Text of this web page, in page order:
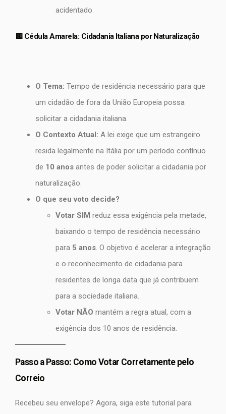
acidentado.
🟨 Cédula Amarela: Cidadania Italiana por Naturalização
O Tema: Tempo de residência necessário para que
um cidadão de fora da União Europeia possa
solicitar a cidadania italiana.
O Contexto Atual: A lei exige que um estrangeiro
resida legalmente na Itália por um período contínuo
de 10 anos antes de poder solicitar a cidadania por
naturalização.
O que seu voto decide?
Votar SIM reduz essa exigência pela metade,
baixando o tempo de residência necessário
para 5 anos. O objetivo é acelerar a integração
e o reconhecimento de cidadania para
residentes de longa data que já contribuem
para a sociedade italiana.
Votar NÃO mantém a regra atual, com a
exigência dos 10 anos de residência.
Passo a Passo: Como Votar Corretamente pelo
Correio
Recebeu seu envelope? Agora, siga este tutorial para